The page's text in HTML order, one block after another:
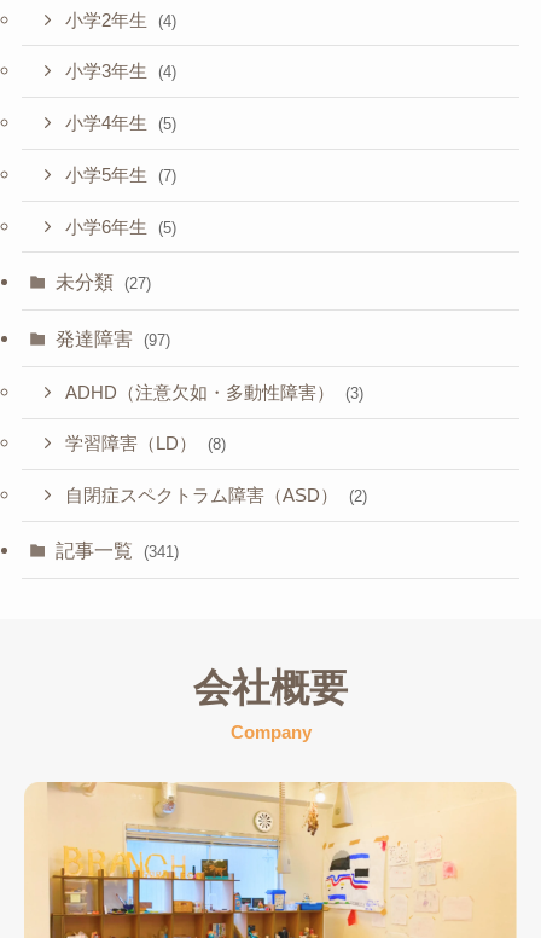
小学2年生 (4)
小学3年生 (4)
小学4年生 (5)
小学5年生 (7)
小学6年生 (5)
未分類 (27)
発達障害 (97)
ADHD（注意欠如・多動性障害） (3)
学習障害（LD） (8)
自閉症スペクトラム障害（ASD） (2)
記事一覧 (341)
会社概要
Company